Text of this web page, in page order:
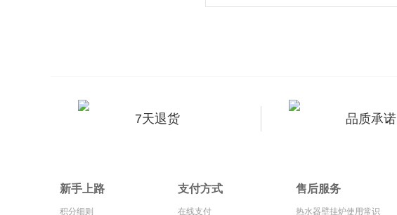
7天退货 品质承诺
新手上路
积分细则
支付方式
在线支付
售后服务
热水器壁挂炉使用常识